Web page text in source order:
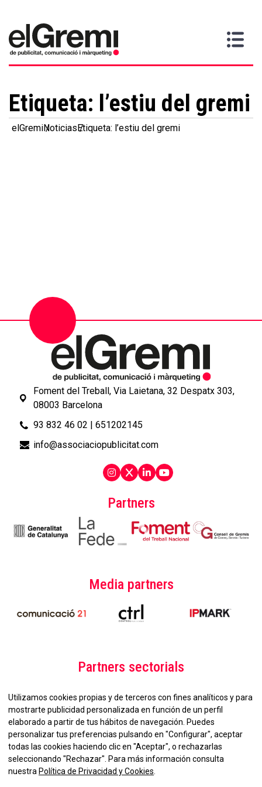
Inicio
Gremi Servicios
>
Contacta
Etiqueta: l’estiu del gremi
elGremiNoticiasEtiqueta: l’estiu del gremi
Partners
Media partners
Partners sectorials
Foment del Treball, Via Laietana, 32 Despatx 303,
08003 Barcelona
93 832 46 02 | 651202145
info@associaciopublicitat.com
No et perdis la nostra
Utilizamos cookies propias y de terceros con fines analíticos y para
mostrarte publicidad personalizada en función de un perfil
elaborado a partir de tus hábitos de navegación. Puedes
personalizar tus preferencias pulsando en "Configurar", aceptar
todas las cookies haciendo clic en "Aceptar", o rechazarlas
seleccionando "Rechazar". Para más información consulta
nuestra Política de Privacidad y Cookies